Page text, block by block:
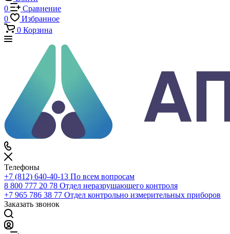
Каталог
По всему сайту
По каталогу
Войти
Сравнение
Избранное
0
Корзина